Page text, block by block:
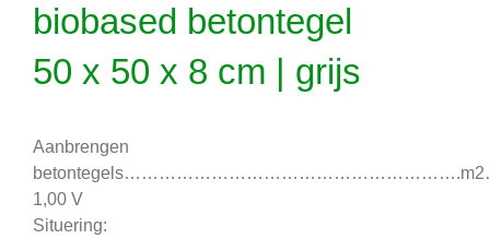
biobased betontegel
50 x 50 x 8 cm | grijs
Aanbrengen
1,00 V
Situering: